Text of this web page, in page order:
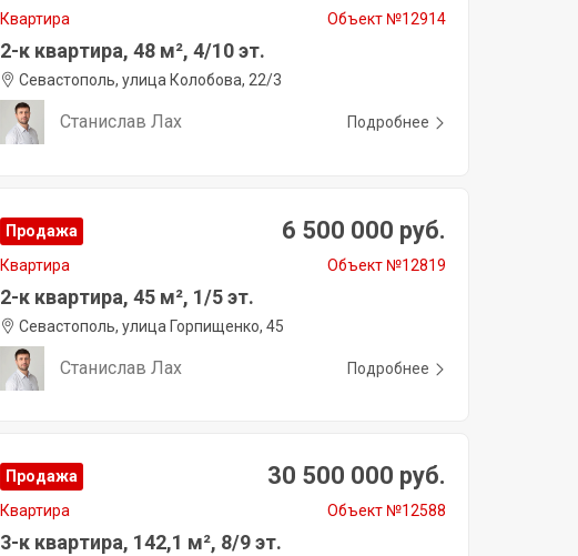
Квартира Объект №12914
2-к квартира, 48 м², 4/10 эт.
Севастополь, улица Колобова, 22/3
Станислав Лах Подробнее
Продажа 6 500 000 руб.
Квартира Объект №12819
2-к квартира, 45 м², 1/5 эт.
Севастополь, улица Горпищенко, 45
Станислав Лах Подробнее
Продажа 30 500 000 руб.
Квартира Объект №12588
3-к квартира, 142,1 м², 8/9 эт.